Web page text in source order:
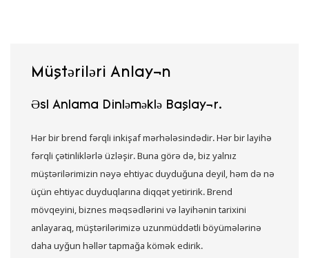
Müştəriləri Anlayın
Əsl Anlama Dinləməklə Başlayır.
Hər bir brend fərqli inkişaf mərhələsindədir. Hər bir layihə
fərqli çətinliklərlə üzləşir. Buna görə də, biz yalnız
müştərilərimizin nəyə ehtiyac duyduğuna deyil, həm də nə
üçün ehtiyac duyduqlarına diqqət yetiririk. Brend
mövqeyini, biznes məqsədlərini və layihənin tarixini
anlayaraq, müştərilərimizə uzunmüddətli böyümələrinə
daha uyğun həllər tapmağa kömək edirik.